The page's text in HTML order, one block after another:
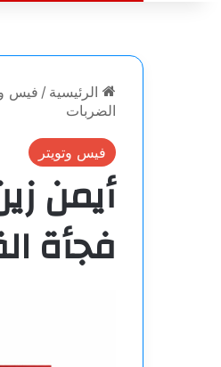
الرئيسية / فيس
الضربات
فيس وتويتر
أيمن
فجأة